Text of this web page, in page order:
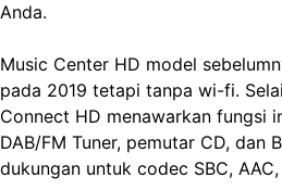
Anda.
Music Center HD model
pada 2019 tetapi tanpa wi-fi.
Connect HD menawarkan fungsi
DAB/FM Tuner, pemutar CD, dan
dukungan untuk codec SBC,